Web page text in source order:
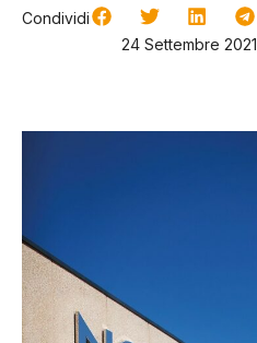
Condividi
24 Settembre 2021